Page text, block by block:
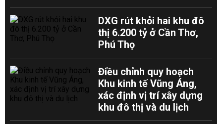
DXG rút khỏi hai khu đô
thị 6.200 tỷ ở Cần Thơ,
Phú Thọ
Điều chỉnh quy hoạch
Khu kinh tế Vũng Áng,
xác định vị trí xây dựng
khu đô thị và du lịch